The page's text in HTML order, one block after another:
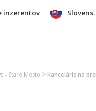
inzerentov
- Staré Mesto > Kancelárie na prenájom Bratislava -